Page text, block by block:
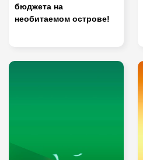
бюджета на
необитаемом острове!